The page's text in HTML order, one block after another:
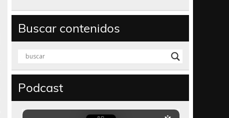
Buscar contenidos
Podcast